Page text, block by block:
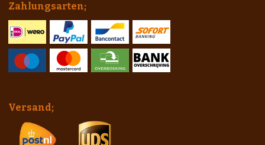
Zahlungsarten;
Versand;